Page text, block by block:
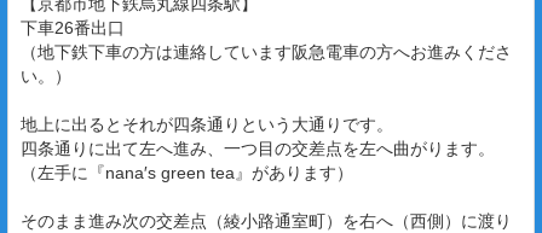
下車26番出口
（地下鉄下車の方は連絡しています阪急電車の方へお進みくださ
い。）
地上に出るとそれが四条通りという大通りです。
四条通りに出て左へ進み、一つ目の交差点を左へ曲がります。
（左手に『nana′s green tea』があります）
そのまま進み次の交差点（綾小路通室町）を右へ（西側）に渡り